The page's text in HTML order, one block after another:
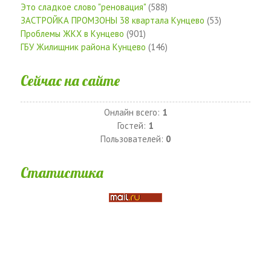
Это сладкое слово "реновация" (588)
ЗАСТРОЙКА ПРОМЗОНЫ 38 квартала Кунцево (53)
Проблемы ЖКХ в Кунцево (901)
ГБУ Жилищник района Кунцево (146)
Сейчас на сайте
Онлайн всего: 1
Гостей: 1
Пользователей: 0
Статистика